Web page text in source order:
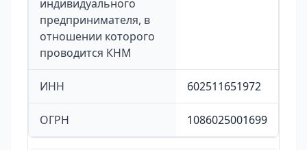
индивидуального
предпринимателя, в
отношении которого
проводится КНМ
ИНН 602511651972
ОГРН 1086025001699